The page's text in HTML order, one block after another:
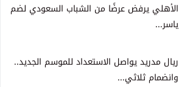
الأهلي يرفض عرضًا من الشباب السعودي لضم
ياسر...
ريال مدريد يواصل الاستعداد للموسم الجديد..
وانضمام ثلاثي...